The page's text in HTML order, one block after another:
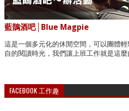
藍鵲酒吧│Blue Magpie
這是一個多元化的休閒空間，可以團體
自的閱讀時光，我們讓上班工作就是這麼
FACEBOOK 工作趣